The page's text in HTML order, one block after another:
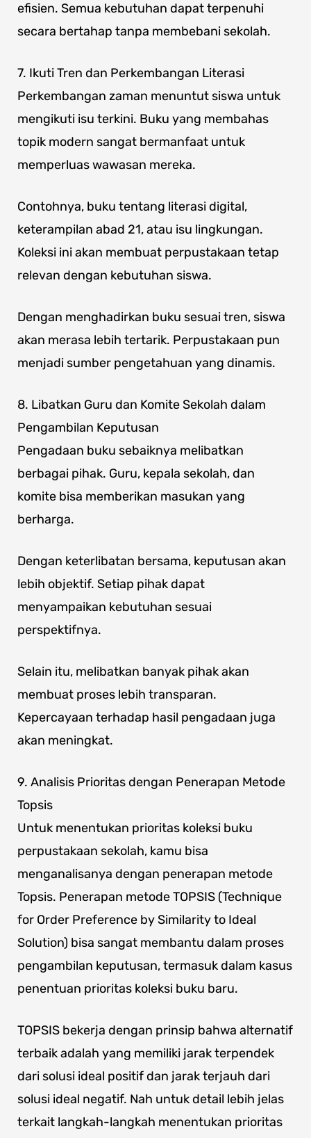
efisien. Semua kebutuhan dapat terpenuhi
secara bertahap tanpa membebani sekolah.
7. Ikuti Tren dan Perkembangan Literasi
Perkembangan zaman menuntut siswa untuk
mengikuti isu terkini. Buku yang membahas
topik modern sangat bermanfaat untuk
memperluas wawasan mereka.
Contohnya, buku tentang literasi digital,
keterampilan abad 21, atau isu lingkungan.
Koleksi ini akan membuat perpustakaan tetap
relevan dengan kebutuhan siswa.
Dengan menghadirkan buku sesuai tren, siswa
akan merasa lebih tertarik. Perpustakaan pun
menjadi sumber pengetahuan yang dinamis.
8. Libatkan Guru dan Komite Sekolah dalam
Pengambilan Keputusan
Pengadaan buku sebaiknya melibatkan
berbagai pihak. Guru, kepala sekolah, dan
komite bisa memberikan masukan yang
berharga.
Dengan keterlibatan bersama, keputusan akan
lebih objektif. Setiap pihak dapat
menyampaikan kebutuhan sesuai
perspektifnya.
Selain itu, melibatkan banyak pihak akan
membuat proses lebih transparan.
Kepercayaan terhadap hasil pengadaan juga
akan meningkat.
9. Analisis Prioritas dengan Penerapan Metode
Topsis
Untuk menentukan prioritas koleksi buku
perpustakaan sekolah, kamu bisa
menganalisanya dengan penerapan metode
Topsis. Penerapan metode TOPSIS (Technique
for Order Preference by Similarity to Ideal
Solution) bisa sangat membantu dalam proses
pengambilan keputusan, termasuk dalam kasus
penentuan prioritas koleksi buku baru.
TOPSIS bekerja dengan prinsip bahwa alternatif
terbaik adalah yang memiliki jarak terpendek
dari solusi ideal positif dan jarak terjauh dari
solusi ideal negatif. Nah untuk detail lebih jelas
terkait langkah-langkah menentukan prioritas